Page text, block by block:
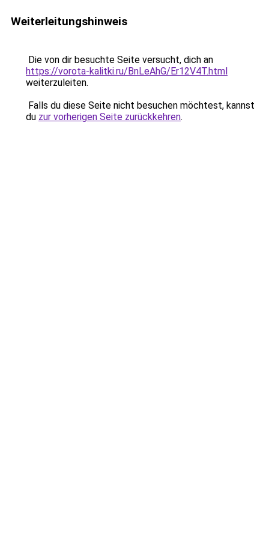
Weiterleitungshinweis
Die von dir besuchte Seite versucht, dich an
https://vorota-kalitki.ru/BnLeAhG/Er12V4T.html
weiterzuleiten.
Falls du diese Seite nicht besuchen möchtest, kannst
du zur vorherigen Seite zurückkehren.